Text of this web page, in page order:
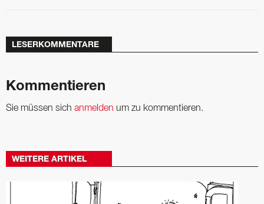
LESERKOMMENTARE
Kommentieren
Sie müssen sich anmelden um zu kommentieren.
WEITERE ARTIKEL